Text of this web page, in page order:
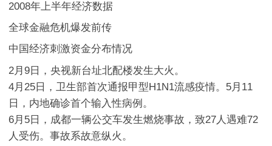
2008年上半年经济数据
全球金融危机爆发前传
中国经济刺激资金分布情况
2月9日，央视新台址北配楼发生大火。
4月25日，卫生部首次通报甲型H1N1流感疫情。5月11
日，内地确诊首个输入性病例。
6月5日，成都一辆公交车发生燃烧事故，致27人遇难72
人受伤。事故系故意纵火。